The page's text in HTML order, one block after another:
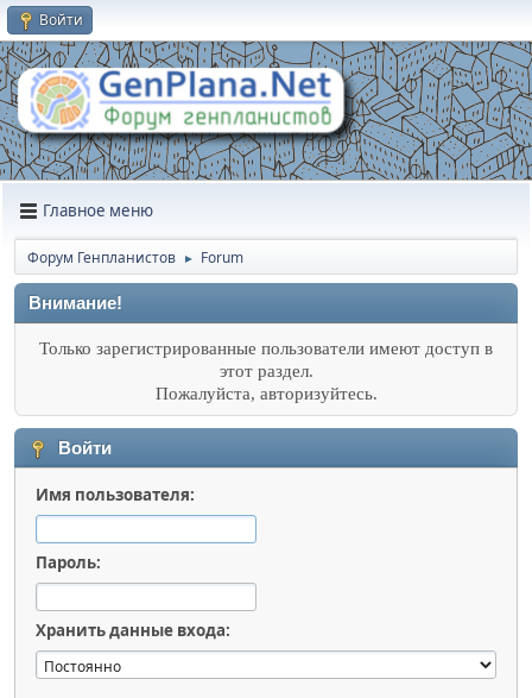
Войти
Главное меню
Форум Генпланистов ► Forum
Внимание!
Только зарегистрированные пользователи имеют доступ в
этот раздел.
Пожалуйста, авторизуйтесь.
Войти
Имя пользователя:
Пароль:
Хранить данные входа: